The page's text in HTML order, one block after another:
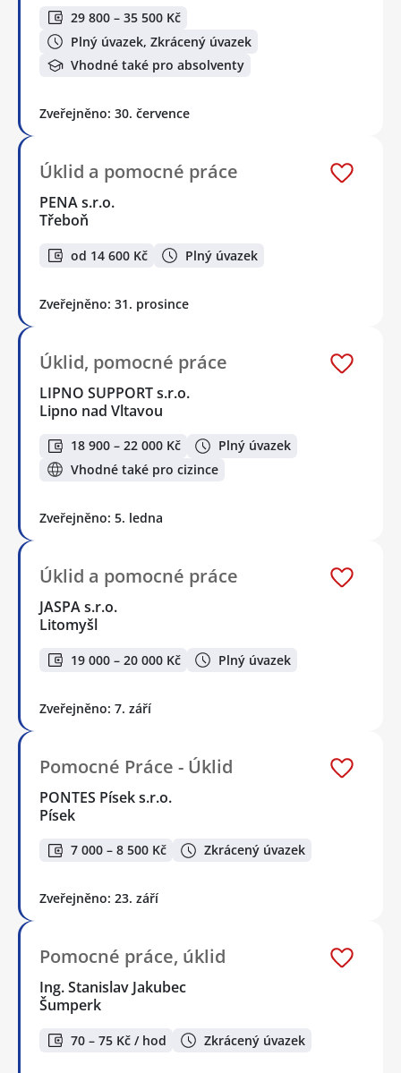
29 800 – 35 500 Kč
Plný úvazek, Zkrácený úvazek
Vhodné také pro absolventy
Zveřejněno: 30. července
Úklid a pomocné práce
PENA s.r.o.
Třeboň
od 14 600 Kč Plný úvazek
Zveřejněno: 31. prosince
Úklid, pomocné práce
LIPNO SUPPORT s.r.o.
Lipno nad Vltavou
18 900 – 22 000 Kč
Plný úvazek
Vhodné také pro cizince
Zveřejněno: 5. ledna
Úklid a pomocné práce
JASPA s.r.o.
Litomyšl
19 000 – 20 000 Kč Plný úvazek
Zveřejněno: 7. září
Pomocné Práce - Úklid
PONTES Písek s.r.o.
Písek
7 000 – 8 500 Kč Zkrácený úvazek
Zveřejněno: 23. září
Pomocné práce, úklid
Ing. Stanislav Jakubec
Šumperk
70 – 75 Kč / hod Zkrácený úvazek